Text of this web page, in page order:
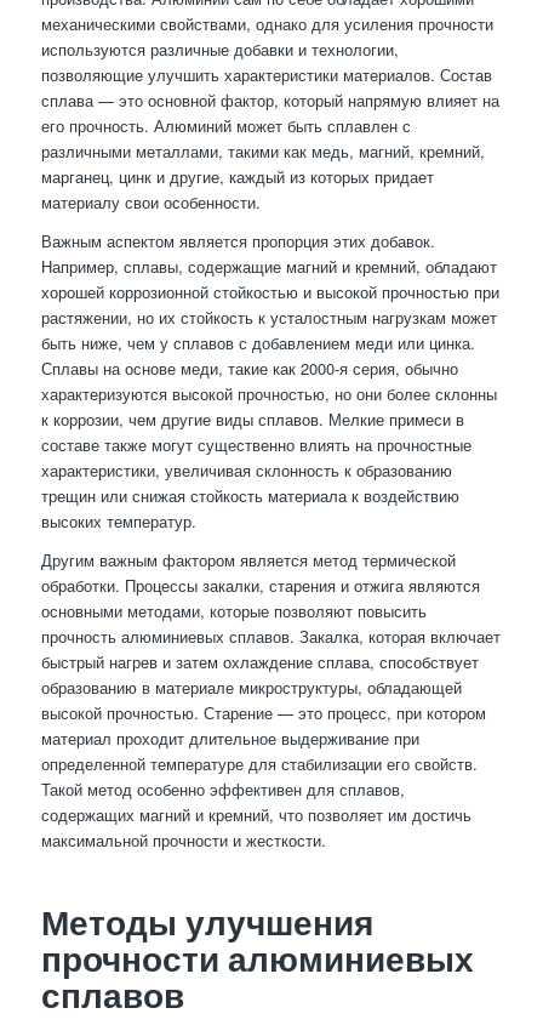
механическими свойствами, однако для усиления прочности
используются различные добавки и технологии,
позволяющие улучшить характеристики материалов. Состав
сплава — это основной фактор, который напрямую влияет на
его прочность. Алюминий может быть сплавлен с
различными металлами, такими как медь, магний, кремний,
марганец, цинк и другие, каждый из которых придает
материалу свои особенности.
Важным аспектом является пропорция этих добавок.
Например, сплавы, содержащие магний и кремний, обладают
хорошей коррозионной стойкостью и высокой прочностью при
растяжении, но их стойкость к усталостным нагрузкам может
быть ниже, чем у сплавов с добавлением меди или цинка.
Сплавы на основе меди, такие как 2000-я серия, обычно
характеризуются высокой прочностью, но они более склонны
к коррозии, чем другие виды сплавов. Мелкие примеси в
составе также могут существенно влиять на прочностные
характеристики, увеличивая склонность к образованию
трещин или снижая стойкость материала к воздействию
высоких температур.
Другим важным фактором является метод термической
обработки. Процессы закалки, старения и отжига являются
основными методами, которые позволяют повысить
прочность алюминиевых сплавов. Закалка, которая включает
быстрый нагрев и затем охлаждение сплава, способствует
образованию в материале микроструктуры, обладающей
высокой прочностью. Старение — это процесс, при котором
материал проходит длительное выдерживание при
определенной температуре для стабилизации его свойств.
Такой метод особенно эффективен для сплавов,
содержащих магний и кремний, что позволяет им достичь
максимальной прочности и жесткости.
Методы улучшения
прочности алюминиевых
сплавов